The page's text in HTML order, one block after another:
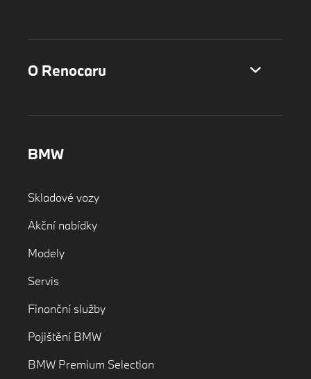
O Renocaru
BMW
Skladové vozy
Akční nabídky
Modely
Servis
Finanční služby
Pojištění BMW
BMW Premium Selection